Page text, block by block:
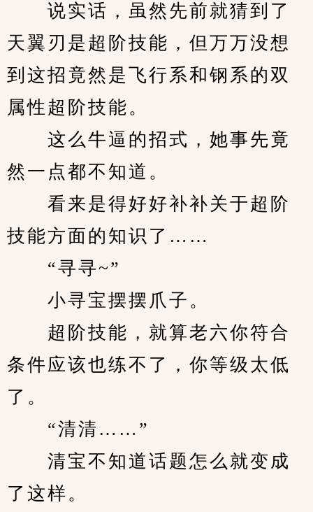
说实话，虽然先前就猜到了
天翼刃是超阶技能，但万万没想
到这招竟然是飞行系和钢系的双
属性超阶技能。
这么牛逼的招式，她事先竟
然一点都不知道。
看来是得好好补补关于超阶
技能方面的知识了……
“寻寻~”
小寻宝摆摆爪子。
超阶技能，就算老六你符合
条件应该也练不了，你等级太低
了。
“清清……”
清宝不知道话题怎么就变成
了这样。